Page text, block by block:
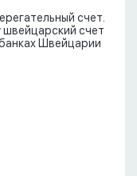
счет.
швейцарский счет
Швейцарии